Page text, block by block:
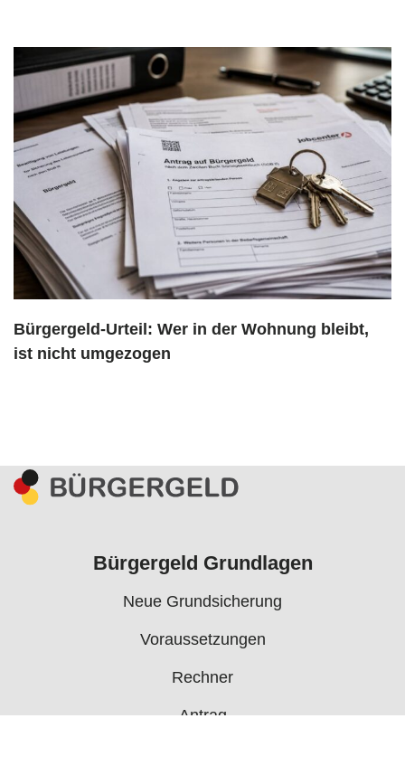
Bürgergeld-Urteil: Wer in der Wohnung bleibt,
ist nicht umgezogen
Bürgergeld Grundlagen
Neue Grundsicherung
Voraussetzungen
Rechner
Antrag